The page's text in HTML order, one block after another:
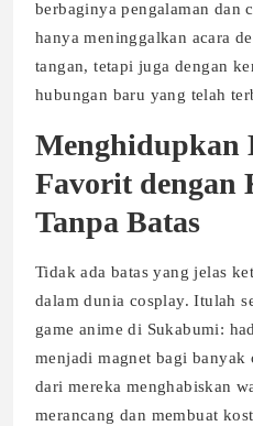
berbaginya pengalaman dan
hanya meninggalkan acara
tangan, tetapi juga dengan
hubungan baru yang telah
Menghidupkan
Favorit dengan
Tanpa Batas
Tidak ada batas yang jelas
dalam dunia cosplay. Itulah
game anime di Sukabumi:
menjadi magnet bagi banyak
dari mereka menghabiskan
merancang dan membuat